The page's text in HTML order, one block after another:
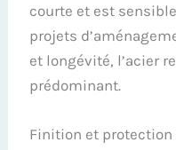
courte et est
projets
et longévité, l’acier
prédominant.
Finition et protection